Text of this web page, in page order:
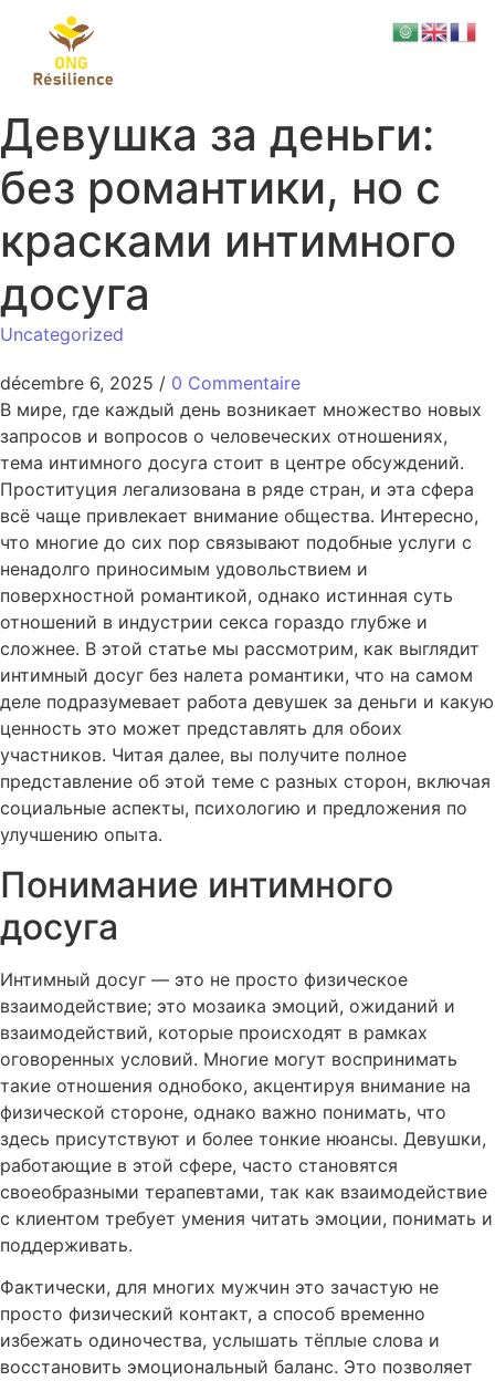
Девушка за деньги:
без романтики, но с
красками интимного
досуга
Uncategorized
décembre 6, 2025 / 0 Commentaire
В мире, где каждый день возникает множество новых
запросов и вопросов о человеческих отношениях,
тема интимного досуга стоит в центре обсуждений.
Проституция легализована в ряде стран, и эта сфера
всё чаще привлекает внимание общества. Интересно,
что многие до сих пор связывают подобные услуги с
ненадолго приносимым удовольствием и
поверхностной романтикой, однако истинная суть
отношений в индустрии секса гораздо глубже и
сложнее. В этой статье мы рассмотрим, как выглядит
интимный досуг без налета романтики, что на самом
деле подразумевает работа девушек за деньги и какую
ценность это может представлять для обоих
участников. Читая далее, вы получите полное
представление об этой теме с разных сторон, включая
социальные аспекты, психологию и предложения по
улучшению опыта.
Понимание интимного
досуга
Интимный досуг — это не просто физическое
взаимодействие; это мозаика эмоций, ожиданий и
взаимодействий, которые происходят в рамках
оговоренных условий. Многие могут воспринимать
такие отношения однобоко, акцентируя внимание на
физической стороне, однако важно понимать, что
здесь присутствуют и более тонкие нюансы. Девушки,
работающие в этой сфере, часто становятся
своеобразными терапевтами, так как взаимодействие
с клиентом требует умения читать эмоции, понимать и
поддерживать.
Фактически, для многих мужчин это зачастую не
просто физический контакт, а способ временно
избежать одиночества, услышать тёплые слова и
восстановить эмоциональный баланс. Это позволяет